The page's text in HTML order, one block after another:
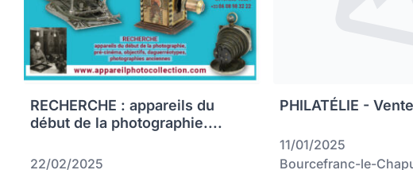
RECHERCHE : appareils du
début de la photographie....
22/02/2025
PHILATÉLIE -
11/01/2025
Bourcefranc-le-